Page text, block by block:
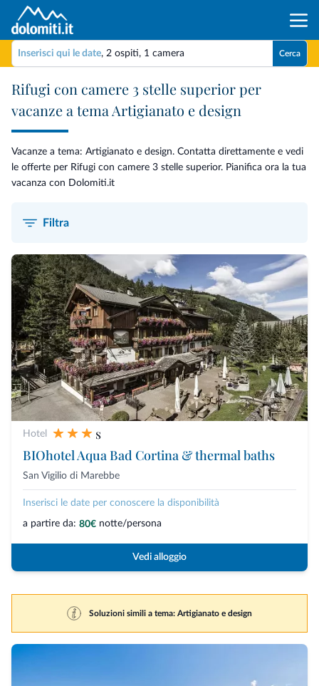
Inserisci qui le date, 2 ospiti, 1 camera Cerca
Rifugi con camere 3 stelle superior per
vacanze a tema Artigianato e design
Vacanze a tema: Artigianato e design. Contatta direttamente e vedi
le offerte per Rifugi con camere 3 stelle superior. Pianifica ora la tua
vacanza con Dolomiti.it
Filtra
Hotel
s
BIOhotel Aqua Bad Cortina & thermal baths
San Vigilio di Marebbe
Inserisci le date per conoscere la disponibilità
a partire da: 80€ notte/persona
Vedi alloggio
Soluzioni simili a tema: Artigianato e design